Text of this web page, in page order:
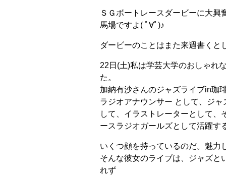
ＳＧボートレースダービーに大興
馬場ですよ( ﾟ∀ﾟ)♪
ダービーのことはまた来週書くと
22日(土)私は学芸大学のおしゃれ
た。
加納有沙さんのジャズライブin珈
ラジオアナウンサー として、ジャ
して、イラストレーターとして、
ースラジオガールズとして活躍す
いくつ顔を持っているのだ。魅力
そんな彼女のライブは、ジャズと
れず